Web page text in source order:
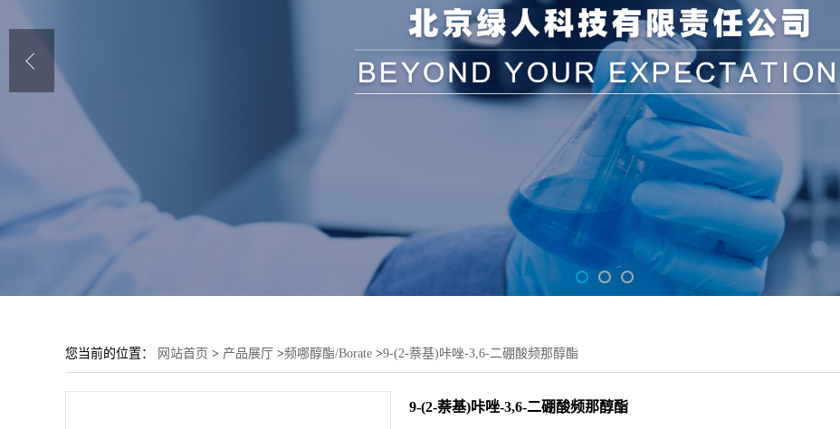
您当前的位置： 网站首页 > 产品展厅 >频哪醇酯/Borate >9-(2-萘基)咔唑-3,6-二硼酸频那醇酯
9-(2-萘基)咔唑-3,6-二硼酸频那醇酯